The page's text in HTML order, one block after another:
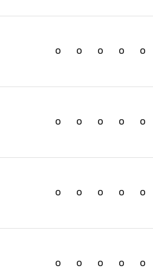
0 0 0 0 0
0 0 0 0 0
0 0 0 0 0
0 0 0 0 0